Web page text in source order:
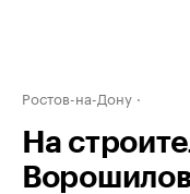
Ростов-на-Дону
На